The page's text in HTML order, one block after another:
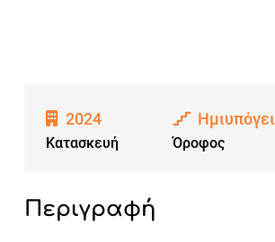
2024
Κατασκευή Όροφος
Περιγραφή